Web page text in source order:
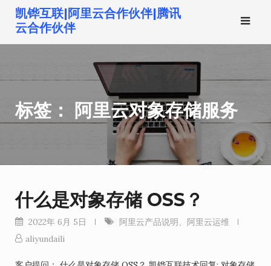
到
凯铧互联|阿里云合作伙伴|腾讯
云合作伙伴
标签： 阿里云对象存储服务
什么是对象存储 OSS？
2022年 6月 5日 阿里云产品说明、 阿里云运维
aliyundaili